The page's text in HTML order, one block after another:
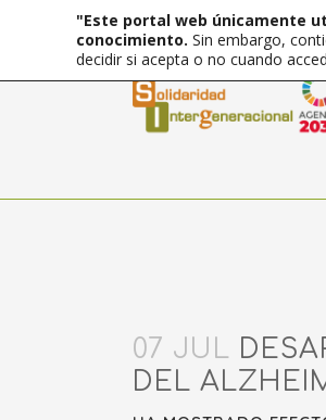
07 JUL
DEL
"Este portal web únicamente
conocimiento. Sin embargo,
decidir si acepta o no cuando